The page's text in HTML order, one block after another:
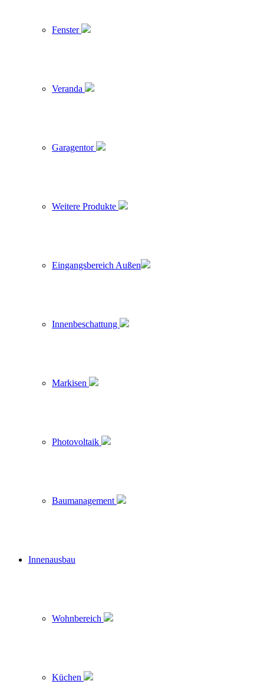
Fenster
Veranda
Garagentor
Weitere Produkte
Eingangsbereich Außen
Innenbeschattung
Markisen
Photovoltaik
Baumanagement
Innenausbau
Wohnbereich
Küchen